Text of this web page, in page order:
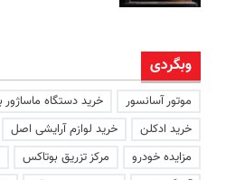
وبگردی
موتور آسانسور خرید دستگاه ماساژور
خرید ادکلن
خرید لوازم آرایشی اصل
مزایده خودرو
مرکز تزریق بوتاکس